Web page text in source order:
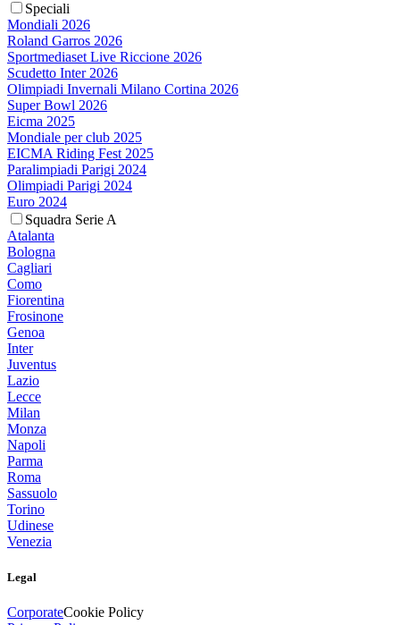
Speciali
Mondiali 2026
Roland Garros 2026
Sportmediaset Live Riccione 2026
Scudetto Inter 2026
Olimpiadi Invernali Milano Cortina 2026
Super Bowl 2026
Eicma 2025
Mondiale per club 2025
EICMA Riding Fest 2025
Paralimpiadi Parigi 2024
Olimpiadi Parigi 2024
Euro 2024
Squadra Serie A
Atalanta
Bologna
Cagliari
Como
Fiorentina
Frosinone
Genoa
Inter
Juventus
Lazio
Lecce
Milan
Monza
Napoli
Parma
Roma
Sassuolo
Torino
Udinese
Venezia
Legal
CorporateCookie Policy